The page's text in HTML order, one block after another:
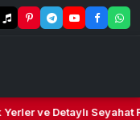
ve Detaylı Seyahat